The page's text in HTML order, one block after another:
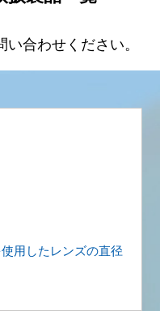
合わせください。
用したレンズの直径